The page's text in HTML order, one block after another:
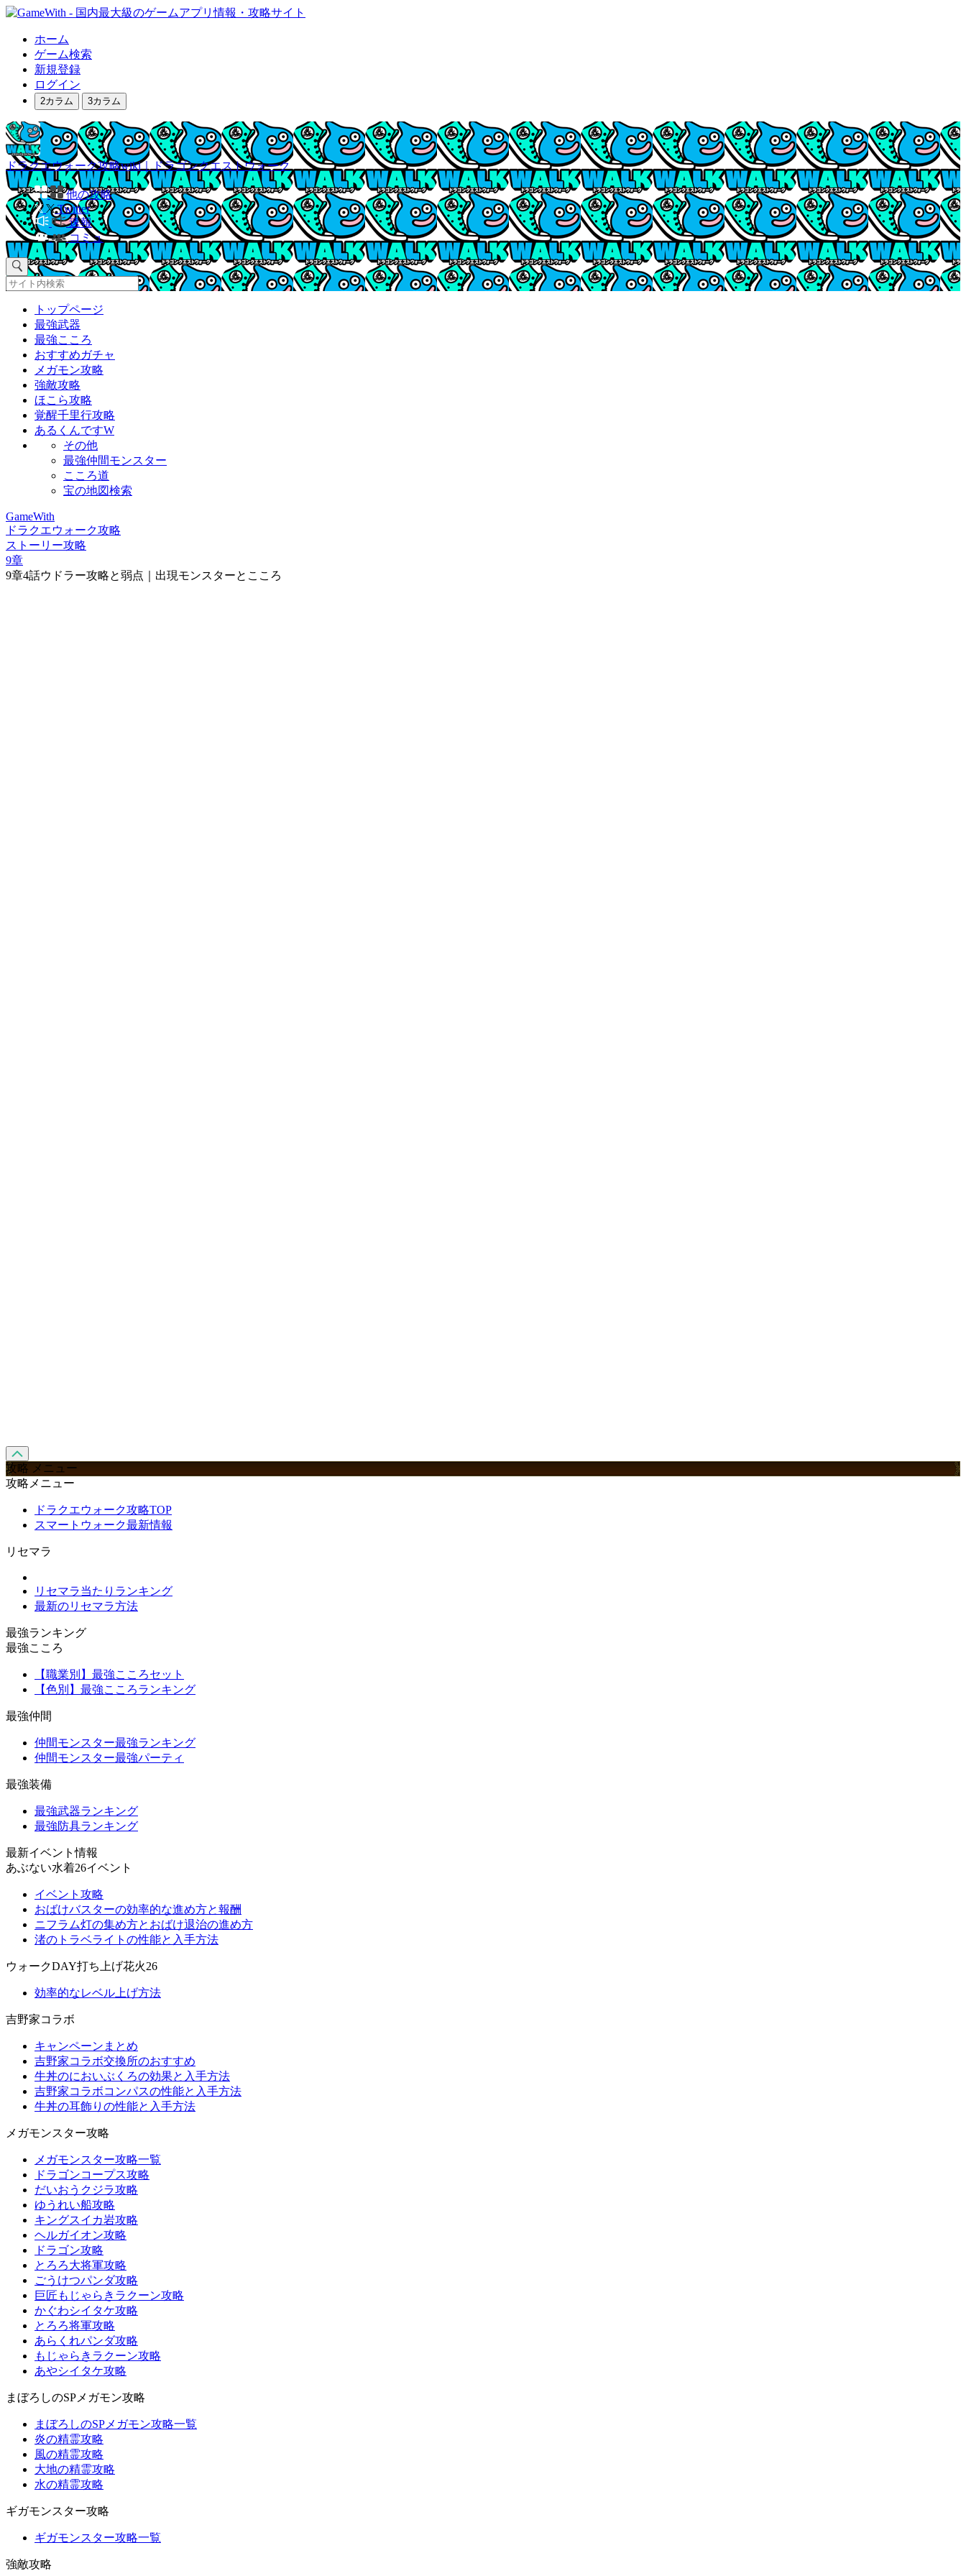
ホーム
ゲーム検索
新規登録
ログイン
2カラム 3カラム
ドラクエウォーク攻略wiki｜ドラゴンクエストウォーク
他の攻略
Twitter
速報
コミュ
トップページ
最強武器
最強こころ
おすすめガチャ
メガモン攻略
強敵攻略
ほこら攻略
覚醒千里行攻略
あるくんですW
その他
最強仲間モンスター
こころ道
宝の地図検索
GameWith
ドラクエウォーク攻略
ストーリー攻略
9章
9章4話ウドラー攻略と弱点｜出現モンスターとこころ
攻略 メニュー
攻略メニュー
ドラクエウォーク攻略TOP
スマートウォーク最新情報
リセマラ
リセマラ当たりランキング
最新のリセマラ方法
最強ランキング
最強こころ
【職業別】最強こころセット
【色別】最強こころランキング
最強仲間
仲間モンスター最強ランキング
仲間モンスター最強パーティ
最強装備
最強武器ランキング
最強防具ランキング
最新イベント情報
あぶない水着26イベント
イベント攻略
おばけバスターの効率的な進め方と報酬
ニフラム灯の集め方とおばけ退治の進め方
渚のトラベライトの性能と入手方法
ウォークDAY打ち上げ花火26
効率的なレベル上げ方法
吉野家コラボ
キャンペーンまとめ
吉野家コラボ交換所のおすすめ
牛丼のにおいぶくろの効果と入手方法
吉野家コラボコンパスの性能と入手方法
牛丼の耳飾りの性能と入手方法
メガモンスター攻略
メガモンスター攻略一覧
ドラゴンコープス攻略
だいおうクジラ攻略
ゆうれい船攻略
キングスイカ岩攻略
ヘルガイオン攻略
ドラゴン攻略
とろろ大将軍攻略
ごうけつパンダ攻略
巨匠もじゃらきラクーン攻略
かぐわシイタケ攻略
とろろ将軍攻略
あらくれパンダ攻略
もじゃらきラクーン攻略
あやシイタケ攻略
まぼろしのSPメガモン攻略
まぼろしのSPメガモン攻略一覧
炎の精霊攻略
風の精霊攻略
大地の精霊攻略
水の精霊攻略
ギガモンスター攻略
ギガモンスター攻略一覧
強敵攻略